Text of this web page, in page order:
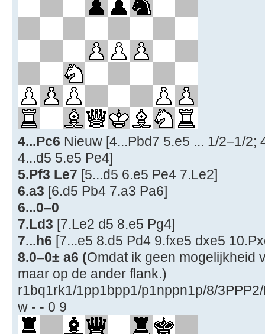
4...Pc6 Nieuw [4...Pbd7 5.e5 ... 1/2–1/2;
4...d5 5.e5 Pe4]
5.Pf3 Le7 [5...d5 6.e5 Pe4 7.Le2]
6.a3 [6.d5 Pb4 7.a3 Pa6]
6...0–0
7.Ld3 [7.Le2 d5 8.e5 Pg4]
7...h6 [7...e5 8.d5 Pd4 9.fxe5 dxe5
8.0–0± a6 (Omdat ik geen mogelijkheid
maar op de ander flank.)
r1bq1rk1/1pp1bpp1/p1nppn1p/8/
w - - 0 9